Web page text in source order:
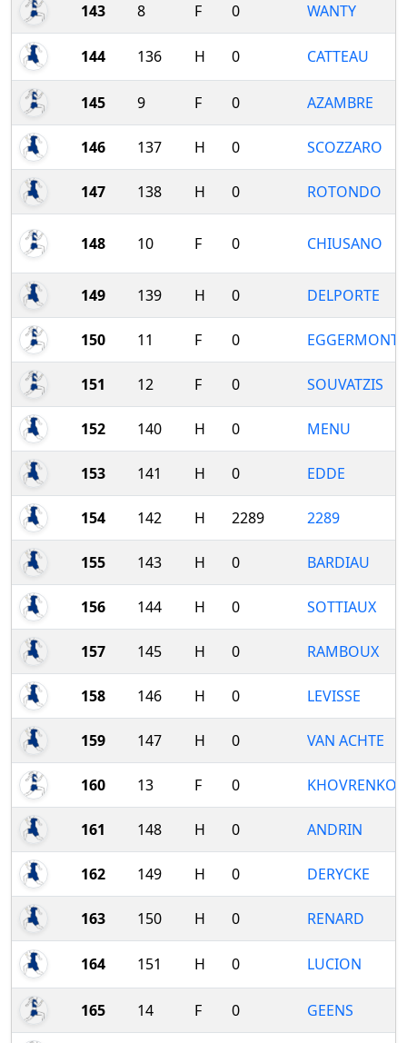
143 8 F 0 WANTY
144 136 H 0 CATTEAU
145 9 F 0 AZAMBRE
146 137 H 0 SCOZZARO
147 138 H 0 ROTONDO
148 10 F 0 CHIUSANO
149 139 H 0 DELPORTE
150 11 F 0 EGGERMONT
151 12 F 0 SOUVATZIS
152 140 H 0 MENU
153 141 H 0 EDDE
154 142 H 2289 2289
155 143 H 0 BARDIAU
156 144 H 0 SOTTIAUX
157 145 H 0 RAMBOUX
158 146 H 0 LEVISSE
159 147 H 0 VAN ACHTE
160 13 F 0
161 148 H 0 ANDRIN
162 149 H 0 DERYCKE
163 150 H 0 RENARD
164 151 H 0 LUCION
165 14 F 0 GEENS